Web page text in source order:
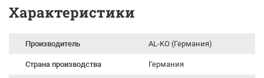
Характеристики
Производитель AL-KO (Германия)
Страна производства Германия